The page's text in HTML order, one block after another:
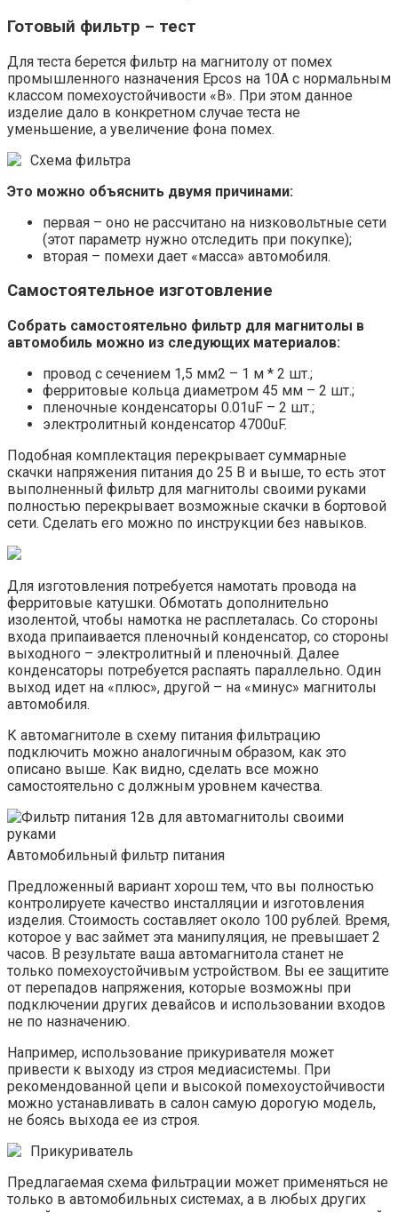
Готовый фильтр – тест
Для теста берется фильтр на магнитолу от помех
промышленного назначения Epcos на 10А с нормальным
классом помехоустойчивости «В». При этом данное
изделие дало в конкретном случае теста не
уменьшение, а увеличение фона помех.
Схема фильтра
Это можно объяснить двумя причинами:
первая – оно не рассчитано на низковольтные сети
(этот параметр нужно отследить при покупке);
вторая – помехи дает «масса» автомобиля.
Самостоятельное изготовление
Собрать самостоятельно фильтр для магнитолы в
автомобиль можно из следующих материалов:
провод с сечением 1,5 мм2 – 1 м * 2 шт.;
ферритовые кольца диаметром 45 мм – 2 шт.;
пленочные конденсаторы 0.01uF – 2 шт.;
электролитный конденсатор 4700uF.
Подобная комплектация перекрывает суммарные
скачки напряжения питания до 25 В и выше, то есть этот
выполненный фильтр для магнитолы своими руками
полностью перекрывает возможные скачки в бортовой
сети. Сделать его можно по инструкции без навыков.
Для изготовления потребуется намотать провода на
ферритовые катушки. Обмотать дополнительно
изолентой, чтобы намотка не расплеталась. Со стороны
входа припаивается пленочный конденсатор, со стороны
выходного – электролитный и пленочный. Далее
конденсаторы потребуется распаять параллельно. Один
выход идет на «плюс», другой – на «минус» магнитолы
автомобиля.
К автомагнитоле в схему питания фильтрацию
подключить можно аналогичным образом, как это
описано выше. Как видно, сделать все можно
самостоятельно с должным уровнем качества.
Автомобильный фильтр питания
Предложенный вариант хорош тем, что вы полностью
контролируете качество инсталляции и изготовления
изделия. Стоимость составляет около 100 рублей. Время,
которое у вас займет эта манипуляция, не превышает 2
часов. В результате ваша автомагнитола станет не
только помехоустойчивым устройством. Вы ее защитите
от перепадов напряжения, которые возможны при
подключении других девайсов и использовании входов
не по назначению.
Например, использование прикуривателя может
привести к выходу из строя медиасистемы. При
рекомендованной цепи и высокой помехоустойчивости
можно устанавливать в салон самую дорогую модель,
не боясь выхода ее из строя.
Прикуриватель
Предлагаемая схема фильтрации может применяться не
только в автомобильных системах, а в любых других